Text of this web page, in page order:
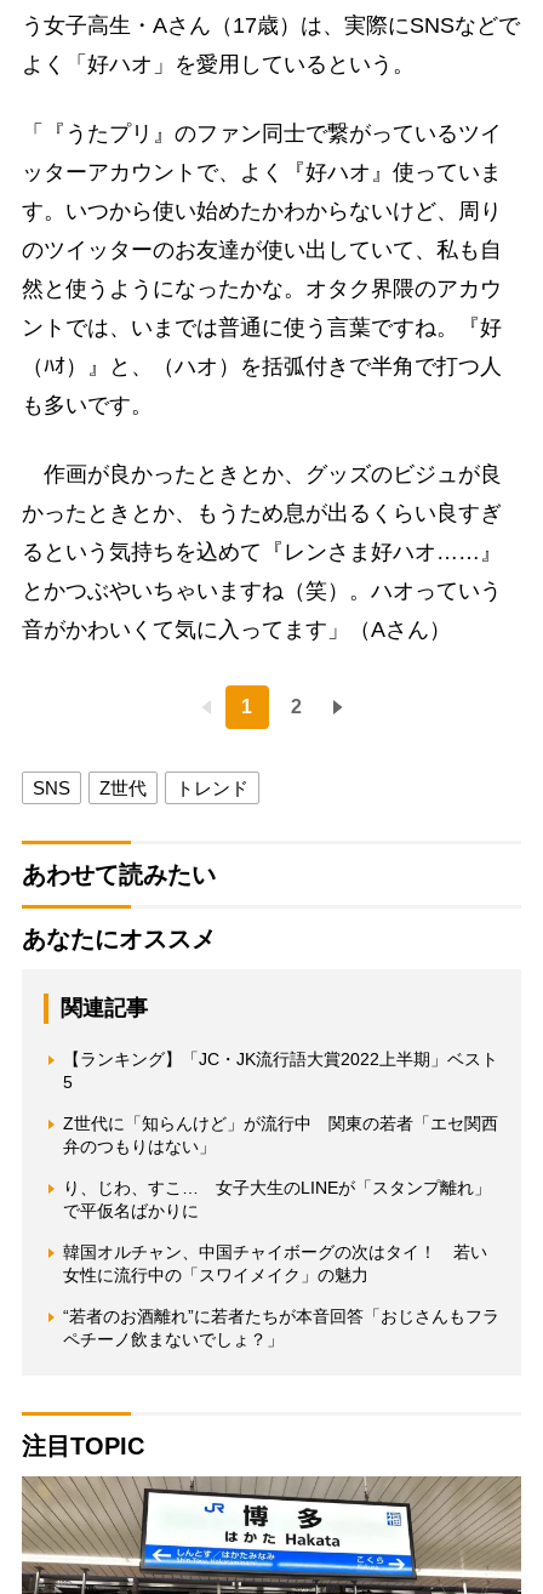
う女子高生・Aさん（17歳）は、実際にSNSなどで
よく「好ハオ」を愛用しているという。
「『うたプリ』のファン同士で繋がっているツイ
ッターアカウントで、よく『好ハオ』使っていま
す。いつから使い始めたかわからないけど、周り
のツイッターのお友達が使い出していて、私も自
然と使うようになったかな。オタク界隈のアカウ
ントでは、いまでは普通に使う言葉ですね。『好
（ﾊｵ）』と、（ハオ）を括弧付きで半角で打つ人
も多いです。
作画が良かったときとか、グッズのビジュが良
かったときとか、もうため息が出るくらい良すぎ
るという気持ちを込めて『レンさま好ハオ……』
とかつぶやいちゃいますね（笑）。ハオっていう
音がかわいくて気に入ってます」（Aさん）
1 2
SNS Z世代 トレンド
あわせて読みたい
あなたにオススメ
関連記事
【ランキング】「JC・JK流行語大賞2022上半期」ベスト
5
Z世代に「知らんけど」が流行中 関東の若者「エセ関西
弁のつもりはない」
り、じわ、すこ… 女子大生のLINEが「スタンプ離れ」
で平仮名ばかりに
韓国オルチャン、中国チャイボーグの次はタイ！ 若い
女性に流行中の「スワイメイク」の魅力
“若者のお酒離れ”に若者たちが本音回答「おじさんもフラ
ペチーノ飲まないでしょ？」
注目TOPIC